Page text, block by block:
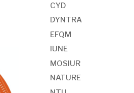
CYD
DYNTRA
EFQM
IUNE
MOSIUR
NATURE